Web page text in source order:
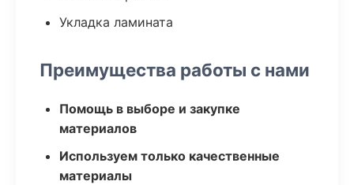
Укладка ламината
Преимущества работы с нами
Помощь в выборе и закупке
материалов
Используем только качественные
материалы